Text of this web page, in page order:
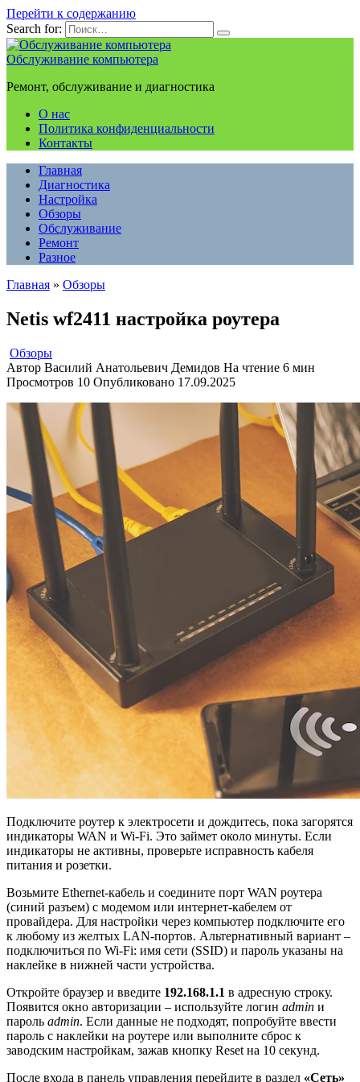
Перейти к содержанию
Search for:
Обслуживание компьютера
Ремонт, обслуживание и диагностика
О нас
Политика конфиденциальности
Контакты
Главная
Диагностика
Настройка
Обзоры
Обслуживание
Ремонт
Разное
Главная » Обзоры
Netis wf2411 настройка роутера
Обзоры
Автор Василий Анатольевич Демидов На чтение 6 мин
Просмотров 10 Опубликовано 17.09.2025
Подключите роутер к электросети и дождитесь, пока загорятся
индикаторы WAN и Wi-Fi. Это займет около минуты. Если
индикаторы не активны, проверьте исправность кабеля
питания и розетки.
Возьмите Ethernet-кабель и соедините порт WAN роутера
(синий разъем) с модемом или интернет-кабелем от
провайдера. Для настройки через компьютер подключите его
к любому из желтых LAN-портов. Альтернативный вариант –
подключиться по Wi-Fi: имя сети (SSID) и пароль указаны на
наклейке в нижней части устройства.
Откройте браузер и введите 192.168.1.1 в адресную строку.
Появится окно авторизации – используйте логин admin и
пароль admin. Если данные не подходят, попробуйте ввести
пароль с наклейки на роутере или выполните сброс к
заводским настройкам, зажав кнопку Reset на 10 секунд.
После входа в панель управления перейдите в раздел «Сеть»